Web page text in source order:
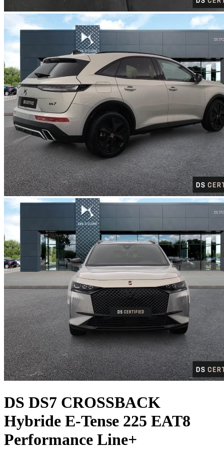
DS DS7 CROSSBACK
Hybride E-Tense 225 EAT8
Performance Line+